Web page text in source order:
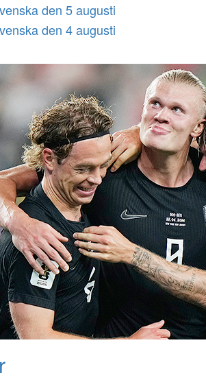
den 5 augusti
den 4 augusti